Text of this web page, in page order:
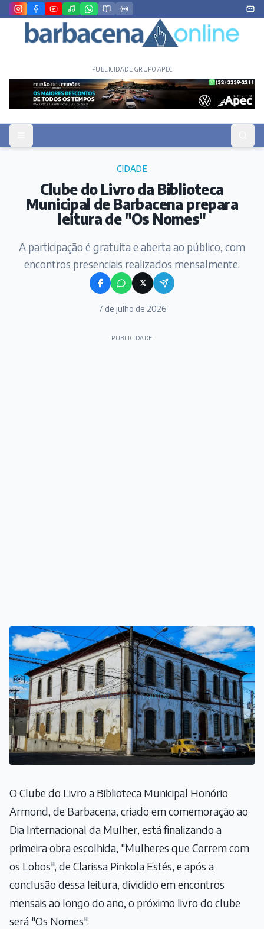
PUBLICIDADE GRUPO APEC
CIDADE
Clube do Livro da Biblioteca
Municipal de Barbacena prepara
leitura de "Os Nomes"
A participação é gratuita e aberta ao público, com
encontros presenciais realizados mensalmente.
𝕏
7 de julho de 2026
PUBLICIDADE
O Clube do Livro a Biblioteca Municipal Honório
Armond, de Barbacena, criado em comemoração ao
Dia Internacional da Mulher, está finalizando a
primeira obra escolhida, "Mulheres que Correm com
os Lobos", de Clarissa Pinkola Estés, e após a
conclusão dessa leitura, dividido em encontros
mensais ao longo do ano, o próximo livro do clube
será "Os Nomes".